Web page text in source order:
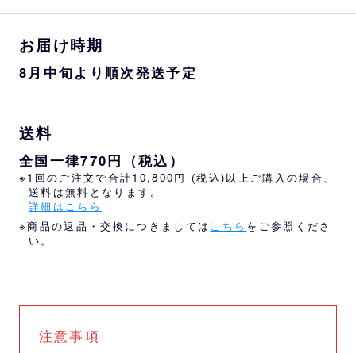
お届け時期
8月中旬より順次発送予定
送料
全国一律770円（税込）
※1回のご注文で合計10,800円 (税込)以上ご購入の場合、
送料は無料となります。
詳細はこちら
※商品の返品・交換につきましては こちら をご参照くださ
い。
注意事項